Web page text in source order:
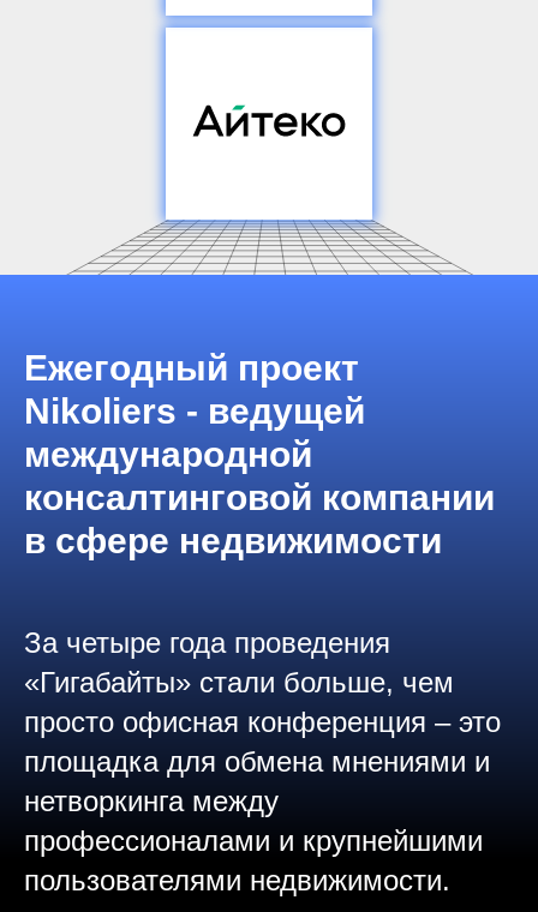
строительства ИТ
и инженерной
инфраструктуры, консалтинга
Ежегодный проект
Nikoliers - ведущей
международной
консалтинговой компании
в сфере недвижимости
За четыре года проведения
«Гигабайты» стали больше, чем
просто офисная конференция – это
площадка для обмена мнениями и
нетворкинга между
профессионалами и крупнейшими
пользователями недвижимости.